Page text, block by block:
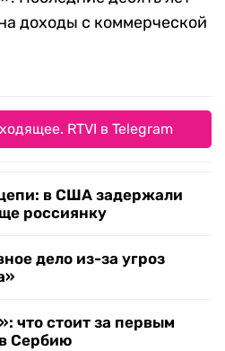
доходы с коммерческой
RTVI в Telegram
в США задержали
россиянку
дело из-за угроз
что стоит за первым
Сербию